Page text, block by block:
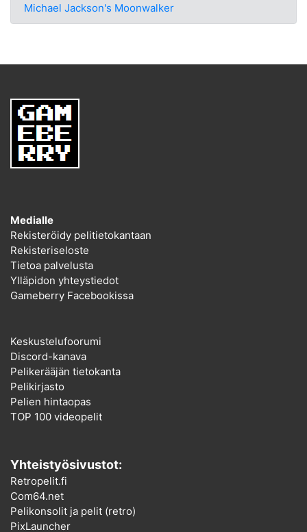
Michael Jackson's Moonwalker
Medialle
Rekisteröidy pelitietokantaan
Rekisteriseloste
Tietoa palvelusta
Ylläpidon yhteystiedot
Gameberry Facebookissa
Keskustelufoorumi
Discord-kanava
Pelikerääjän tietokanta
Pelikirjasto
Pelien hintaopas
TOP 100 videopelit
Yhteistyösivustot:
Retropelit.fi
Com64.net
Pelikonsolit ja pelit (retro)
PixLauncher